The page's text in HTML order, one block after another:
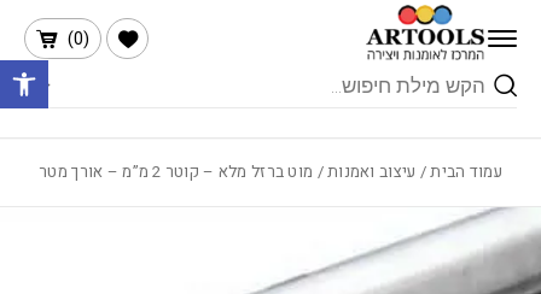
Skip to Content
Products
search
(
0
)
הרשימה שלי
עמוד הבית/ עיצוב ואמנות/ מוט ברזל מלא – קוטר 2 מ”מ – אורך מטר
בחזרה למעלה